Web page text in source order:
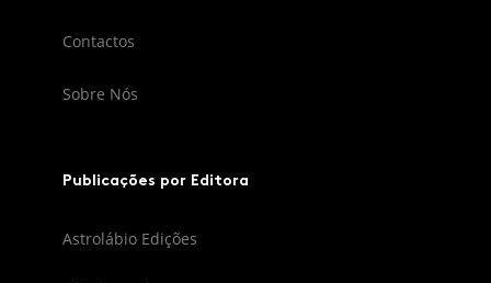
Contactos
Sobre Nós
Publicações por Editora
Astrolábio Edições